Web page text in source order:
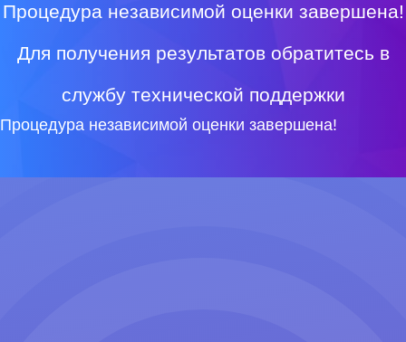
Процедура независимой оценки завершена!
Для получения результатов обратитесь в
службу технической поддержки
Процедура независимой оценки завершена!